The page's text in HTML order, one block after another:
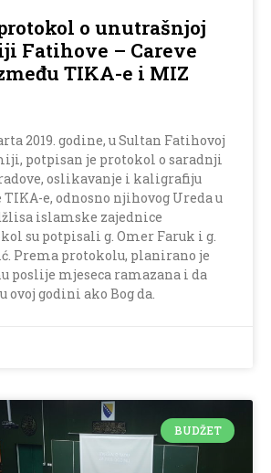
o unutrašnjoj
Fatihove – Careve
TIKA-e i MIZ
2019. godine, u Sultan Fatihovoj
potpisan je protokol o saradnji
oslikavanje i kaligrafiju
e, odnosno njihovog Ureda u
islamske zajednice
su potpisali g. Omer Faruk i g.
Prema protokolu, planirano je
poslije mjeseca ramazana i da
ovoj godini ako Bog da.
BUDŽET